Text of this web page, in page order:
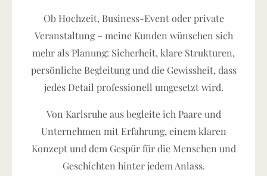
Ob Hochzeit, Business-Event oder private
Veranstaltung – meine Kunden wünschen sich
mehr als Planung: Sicherheit, klare Strukturen,
persönliche Begleitung und die Gewissheit, dass
jedes Detail professionell umgesetzt wird.
Von Karlsruhe aus begleite ich Paare und
Unternehmen mit Erfahrung, einem klaren
Konzept und dem Gespür für die Menschen und
Geschichten hinter jedem Anlass.